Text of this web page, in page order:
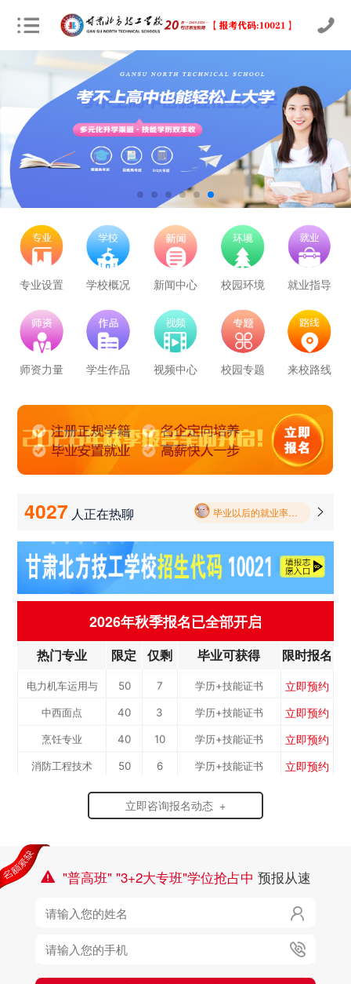
专业设置 学校概况 新闻中心 校园环境 就业指导
师资力量 学生作品 视频中心 校园专题 来校路线
4027 人正在热聊
学校里面的漂亮女孩子多不多呀
报名要带哪些东西
毕业以后的就业率怎么样呀
学校里面的漂亮女孩子多不多呀
报名要带哪些东西

2026年秋季报名已全部开启
热门专业 限定 仅剩 毕业可获得 限时报名
公路施工与养护 50 8 学历+技能证书 立即预约
新能源汽车 100 5 学历+技能证书 立即预约
铁路客运服务 100 2 学历+技能证书 立即预约
电力机车运用与 50 7 学历+技能证书 立即预约
立即预约
消防工程技术 50 6 学历+技能证书 立即预约
立即预约
机电一体化 50
数控加工(数控车... 5 学历+技能证书
电子商务 50 3 学历+技能证书 立即预约
公路施工与养护 50 8 学历+技能证书 立即预约
100 5 学历+技能证书
铁路客运服务 100 2 学历+技能证书 立即预约
电力机车运用与
检...
50 7 学历+技能证书 立即预约
中西面点 40 3 学历+技能证书 立即预约
烹饪专业 40 10 学历+技能证书 立即预约
消防工程技术 50 6 学历+技能证书 立即预约
50 7 学历+技能证书
立即咨询报名动态 +
 "普高班" "3+2大专班"学位抢占中 预报从速

